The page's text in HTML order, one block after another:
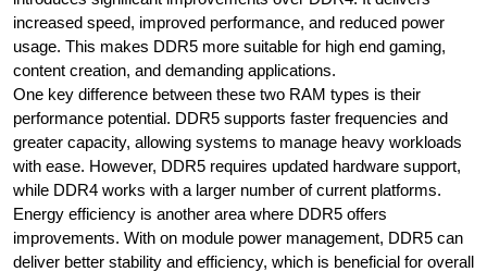
increased speed, improved performance, and reduced power
usage. This makes DDR5 more suitable for high end gaming,
content creation, and demanding applications.
One key difference between these two RAM types is their
performance potential. DDR5 supports faster frequencies and
greater capacity, allowing systems to manage heavy workloads
with ease. However, DDR5 requires updated hardware support,
while DDR4 works with a larger number of current platforms.
Energy efficiency is another area where DDR5 offers
improvements. With on module power management, DDR5 can
deliver better stability and efficiency, which is beneficial for overall